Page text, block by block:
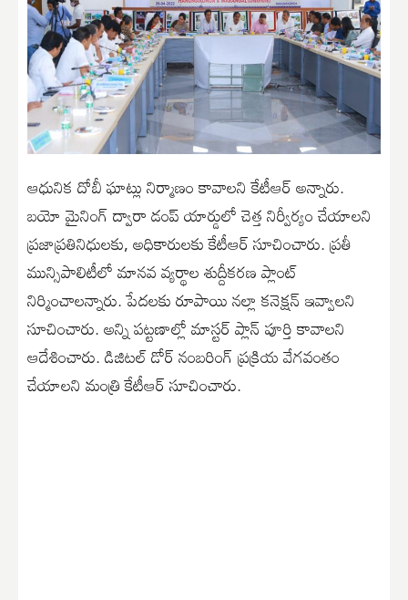
ఆధునిక దోబీ ఘాట్లు నిర్మాణం కావాలని కేటీఆర్ అన్నారు.
బయో మైనింగ్ ద్వారా డంప్ యార్డులో చెత్త నిర్వీర్యం చేయాలని
ప్రజాప్రతినిధులకు, అధికారులకు కేటీఆర్ సూచించారు. ప్రతీ
మున్సిపాలిటీలో మానవ వ్యర్థాల శుద్దీకరణ ప్లాంట్
నిర్మించాలన్నారు. పేదలకు రూపాయి నల్లా కనెక్షన్ ఇవ్వాలని
సూచించారు. అన్ని పట్టణాల్లో మాస్టర్ ప్లాన్ పూర్తి కావాలని
ఆదేశించారు. డిజిటల్ డోర్ నంబరింగ్ ప్రక్రియ వేగవంతం
చేయాలని మంత్రి కేటీఆర్ సూచించారు.